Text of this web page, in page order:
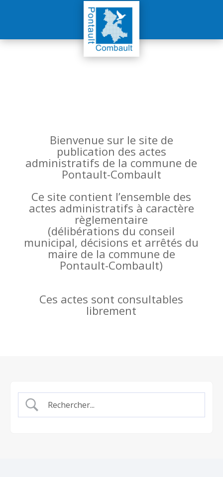
Bienvenue sur le site de
publication des actes
administratifs de la commune de
Pontault-Combault
Ce site contient l’ensemble des
actes administratifs à caractère
règlementaire
(délibérations du conseil
municipal, décisions et arrêtés du
maire de la commune de
Pontault-Combault)
Ces actes sont consultables
librement